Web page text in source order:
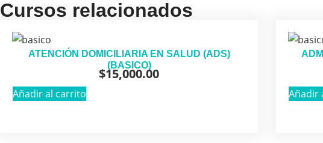
Cursos relacionados
ATENCIÓN DOMICILIARIA EN SALUD (ADS)
(BASICO)
$15,000.00
Añadir al carrito Añadir